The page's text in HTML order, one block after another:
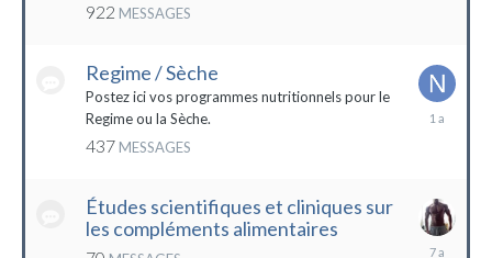
922 MESSAGES
Regime / Sèche
Postez ici vos programmes nutritionnels pour le
Regime ou la Sèche.
437 MESSAGES
18
Études scientifiques et cliniques sur
les compléments alimentaires
18